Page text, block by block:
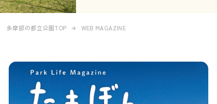
多摩部の都立公園TOP WEB MAGAZINE